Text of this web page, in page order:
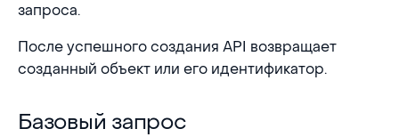
запроса.
После успешного создания API возвращает
созданный объект или его идентификатор.
Базовый запрос
Базовый запрос